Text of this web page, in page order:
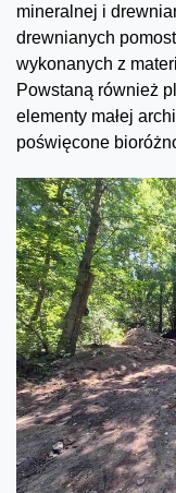
mineralnej i
drewnianych
wykonanych z
Powstaną również
elementy małej
poświęcone